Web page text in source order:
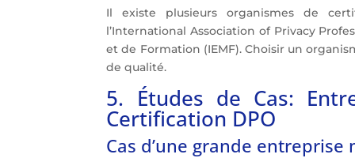
Il existe plusieurs organismes de
l’International Association of Privacy
et de Formation (IEMF). Choisir un
de qualité.
5. Études de Cas:
Certification DPO
Cas d’une grande